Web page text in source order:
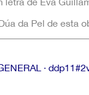
da Pel de esta
·